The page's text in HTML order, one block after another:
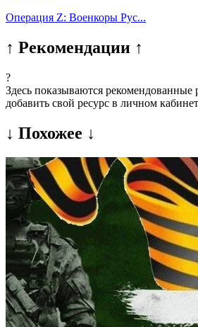
Операция Z: Военкоры Рус...
↑ Рекомендации ↑
?
Здесь показываются
добавить свой ресурс в личном
↓ Похожее ↓